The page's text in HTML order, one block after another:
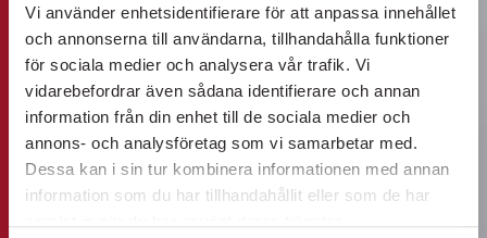
Vi använder enhetsidentifierare för att anpassa innehållet
och annonserna till användarna, tillhandahålla funktioner
för sociala medier och analysera vår trafik. Vi
vidarebefordrar även sådana identifierare och annan
information från din enhet till de sociala medier och
annons- och analysföretag som vi samarbetar med.
Dessa kan i sin tur kombinera informationen med annan
information som du har tillhandahållit eller som de har